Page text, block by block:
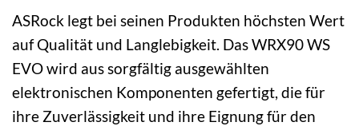
ASRock legt bei seinen Produkten höchsten Wert
auf Qualität und Langlebigkeit. Das WRX90 WS
EVO wird aus sorgfältig ausgewählten
elektronischen Komponenten gefertigt, die für
ihre Zuverlässigkeit und ihre Eignung für den